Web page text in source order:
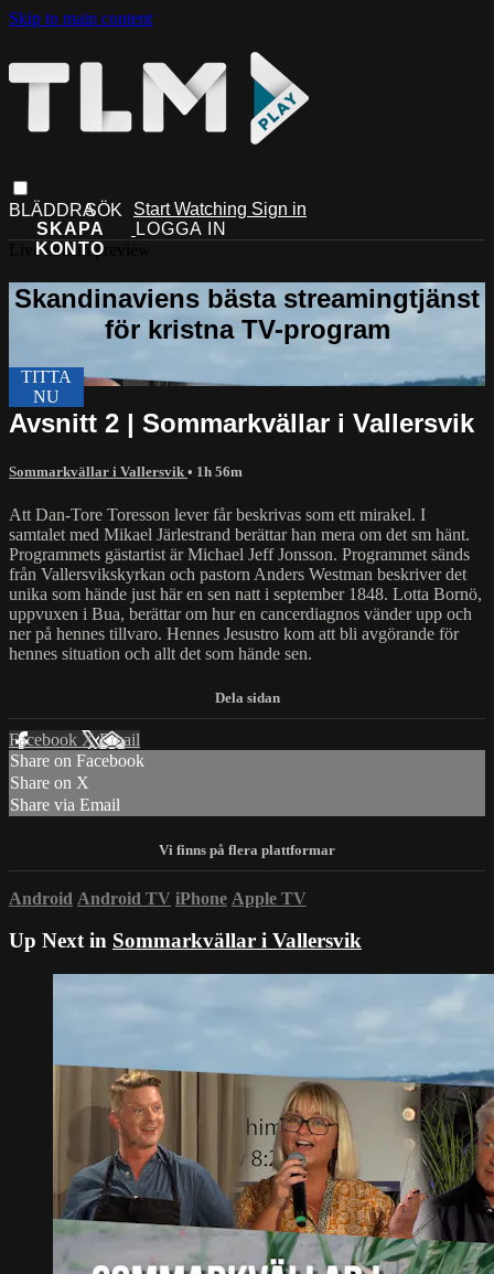
Skip to main content
Start Watching Sign in
Live stream preview
Avsnitt 2 | Sommarkvällar i Vallersvik
Sommarkvällar i Vallersvik • 1h 56m
Att Dan-Tore Toresson lever får beskrivas som ett mirakel. I
samtalet med Mikael Järlestrand berättar han mera om det sm hänt.
Programmets gästartist är Michael Jeff Jonsson. Programmet sänds
från Vallersvikskyrkan och pastorn Anders Westman beskriver det
unika som hände just här en sen natt i september 1848. Lotta Bornö,
uppvuxen i Bua, berättar om hur en cancerdiagnos vänder upp och
ner på hennes tillvaro. Hennes Jesustro kom att bli avgörande för
hennes situation och allt det som hände sen.
Facebook XEmail
Share on Facebook
Share on X
Share via Email
Android Android TV iPhone Apple TV
Up Next in Sommarkvällar i Vallersvik